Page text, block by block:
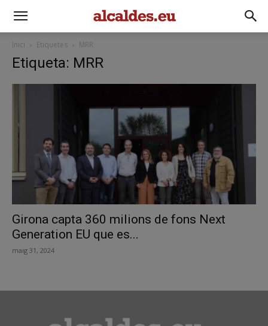
Inici Etiquetes MRR
Etiqueta: MRR
Girona capta 360 milions de fons Next
Generation EU que es...
maig 31, 2024